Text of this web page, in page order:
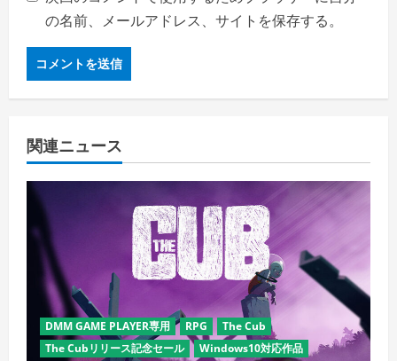
の名前、メールアドレス、サイトを保存する。
関連ニュース
DMM GAME PLAYER専用 RPG
The Cub
The Cubリリース記念セール
Windows10対応作品